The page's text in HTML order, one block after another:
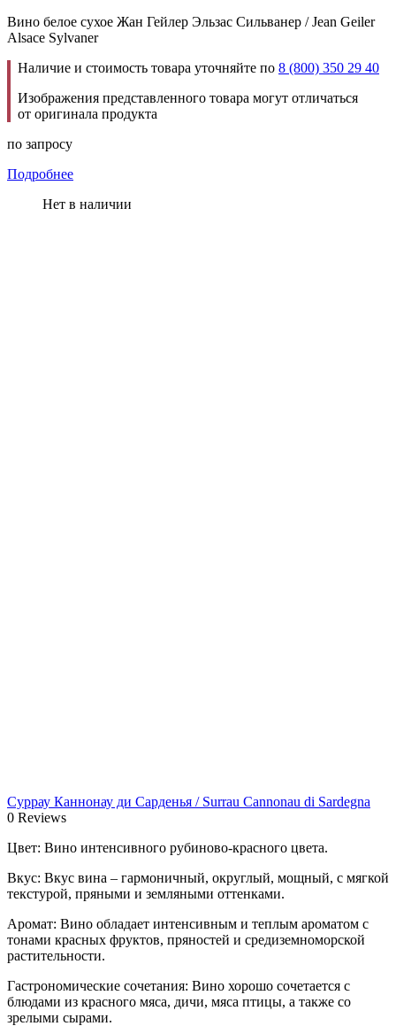
Вино белое сухое Жан Гейлер Эльзас Сильванер / Jean Geiler
Alsace Sylvaner
Наличие и стоимость товара уточняйте по 8 (800) 350 29 40
Изображения представленного товара могут отличаться
от оригинала продукта
по запросу
Подробнее
Нет в наличии
Суррау Каннонау ди Сарденья / Surrau Cannonau di Sardegna
0 Reviews
Цвет: Вино интенсивного рубиново-красного цвета.
Вкус: Вкус вина – гармоничный, округлый, мощный, с мягкой
текстурой, пряными и земляными оттенками.
Аромат: Вино обладает интенсивным и теплым ароматом с
тонами красных фруктов, пряностей и средиземноморской
растительности.
Гастрономические сочетания: Вино хорошо сочетается с
блюдами из красного мяса, дичи, мяса птицы, а также со
зрелыми сырами.